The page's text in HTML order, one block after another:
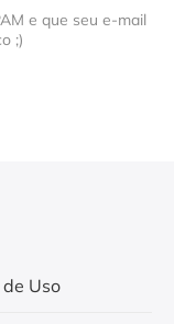
e que seu e-mail
;)
Uso